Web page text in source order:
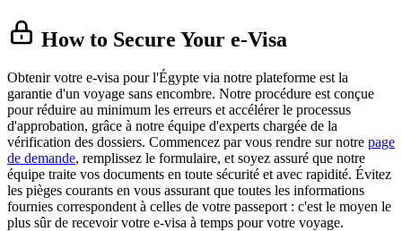
How to Secure Your e-Visa
Obtenir votre e-visa pour l'Égypte via notre plateforme est la
garantie d'un voyage sans encombre. Notre procédure est conçue
pour réduire au minimum les erreurs et accélérer le processus
d'approbation, grâce à notre équipe d'experts chargée de la
vérification des dossiers. Commencez par vous rendre sur notre page
de demande, remplissez le formulaire, et soyez assuré que notre
équipe traite vos documents en toute sécurité et avec rapidité. Évitez
les pièges courants en vous assurant que toutes les informations
fournies correspondent à celles de votre passeport : c'est le moyen le
plus sûr de recevoir votre e-visa à temps pour votre voyage.